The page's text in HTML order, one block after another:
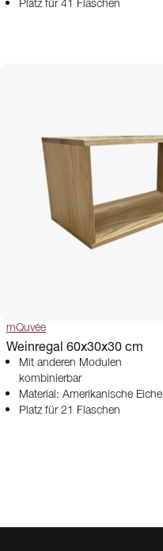
Platz für 41 Flaschen
mQuvée
Weinregal 60x30x30 cm
Mit anderen Modulen
kombinierbar
Material: Amerikanische Eiche
Platz für 21 Flaschen